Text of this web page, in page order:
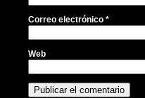
Correo electrónico *
Web